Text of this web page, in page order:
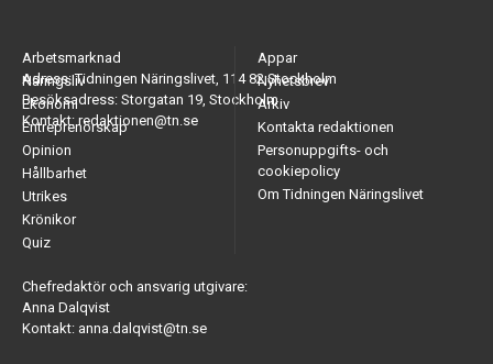
Adress: Tidningen Näringslivet, 114 82 Stockholm
Besöksadress: Storgatan 19, Stockholm
Kontakt: redaktionen@tn.se
Arbetsmarknad
Näringsliv
Ekonomi
Entreprenörskap
Opinion
Hållbarhet
Utrikes
Krönikor
Quiz
Appar
Nyhetsbrev
Arkiv
Kontakta redaktionen
Personuppgifts- och
cookiepolicy
Om Tidningen Näringslivet
Chefredaktör och ansvarig utgivare:
Anna Dalqvist
Kontakt: anna.dalqvist@tn.se